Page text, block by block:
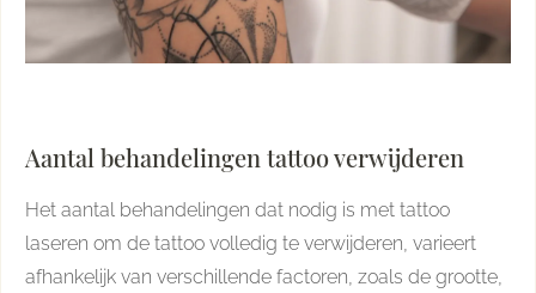
Aantal behandelingen tattoo verwijderen
Het aantal behandelingen dat nodig is met tattoo
laseren om de tattoo volledig te verwijderen, varieert
afhankelijk van verschillende factoren, zoals de grootte,